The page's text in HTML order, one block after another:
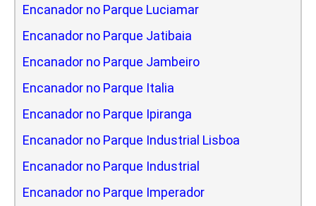
Encanador no Parque Luciamar
Encanador no Parque Jatibaia
Encanador no Parque Jambeiro
Encanador no Parque Italia
Encanador no Parque Ipiranga
Encanador no Parque Industrial Lisboa
Encanador no Parque Industrial
Encanador no Parque Imperador